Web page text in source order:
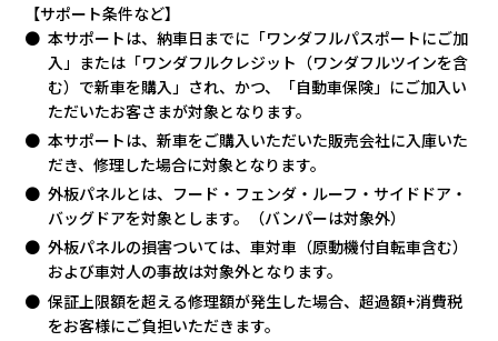
【サポート条件など】
本サポートは、納車日までに「ワンダフルパスポートにご加
入」または「ワンダフルクレジット（ワンダフルツインを含
む）で新車を購入」され、かつ、「自動車保険」にご加入い
ただいたお客さまが対象となります。
本サポートは、新車をご購入いただいた販売会社に入庫いた
だき、修理した場合に対象となります。
外板パネルとは、フード・フェンダ・ルーフ・サイドドア・
バッグドアを対象とします。（バンパーは対象外）
外板パネルの損害ついては、車対車（原動機付自転車含む）
および車対人の事故は対象外となります。
保証上限額を超える修理額が発生した場合、超過額+消費税
をお客様にご負担いただきます。